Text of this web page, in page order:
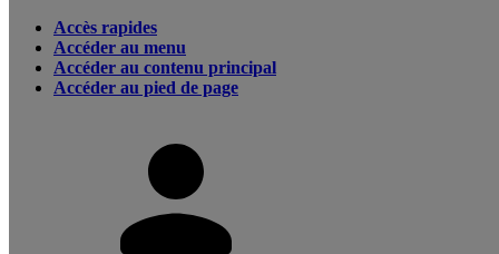
Accès rapides
Accéder au menu
Accéder au contenu principal
Accéder au pied de page